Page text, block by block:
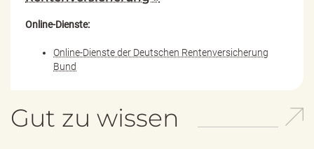
Online-Dienste:
Online-Dienste der Deutschen Rentenversicherung
Bund
Gut zu wissen